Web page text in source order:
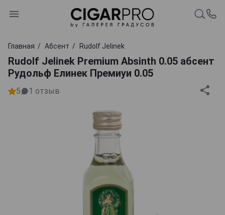
Главная Абсент Rudolf Jelinek
Rudolf Jelinek Premium Absinth 0.05 абсент
Рудольф Елинек Премиуи 0.05
5 1 отзыв